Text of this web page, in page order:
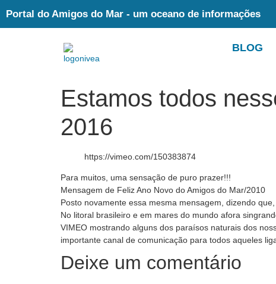
Portal do Amigos do Mar - um oceano de informações
BLOG
Estamos todos
2016
https://vimeo.com/150383874
Para muitos, uma sensação de puro prazer!!!
Mensagem de Feliz Ano Novo do Amigos do Mar/2010
Posto novamente essa mesma mensagem, dizendo
No litoral brasileiro e em mares do mundo afora
VIMEO mostrando alguns dos paraísos naturais dos
importante canal de comunicação para todos aqueles
Deixe um comentário